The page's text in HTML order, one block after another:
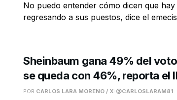
No puedo entender cómo dicen que
regresando a sus puestos, dice el
Sheinbaum gana 49% del
se queda con 46%, reporta el
POR CARLOS LARA MORENO / X:@CARLOSLARAM81